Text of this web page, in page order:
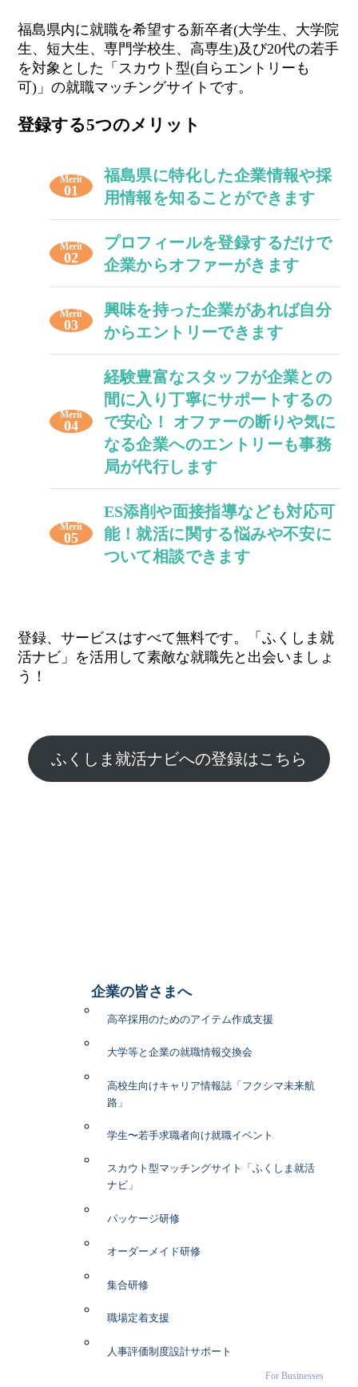
福島県内に就職を希望する新卒者(大学生、大学院
生、短大生、専門学校生、高専生)及び20代の若手
を対象とした「スカウト型(自らエントリーも
可)」の就職マッチングサイトです。
登録する5つのメリット
Merit
01
福島県に特化した企業情報や採
用情報を知ることができます
Merit
02
プロフィールを登録するだけで
企業からオファーがきます
Merit
03
興味を持った企業があれば自分
からエントリーできます
Merit
04
経験豊富なスタッフが企業との
間に入り丁寧にサポートするの
で安心！ オファーの断りや気に
なる企業へのエントリーも事務
局が代行します
Merit
05
ES添削や面接指導なども対応可
能！就活に関する悩みや不安に
ついて相談できます
登録、サービスはすべて無料です。「ふくしま就
活ナビ」を活用して素敵な就職先と出会いましょ
う！
ふくしま就活ナビへの登録はこちら
企業の皆さまへ
高卒採用のためのアイテム作成支援
大学等と企業の就職情報交換会
高校生向けキャリア情報誌「フクシマ未来航
路」
学生〜若手求職者向け就職イベント
スカウト型マッチングサイト「ふくしま就活
ナビ」
パッケージ研修
オーダーメイド研修
集合研修
職場定着支援
人事評価制度設計サポート
For Businesses